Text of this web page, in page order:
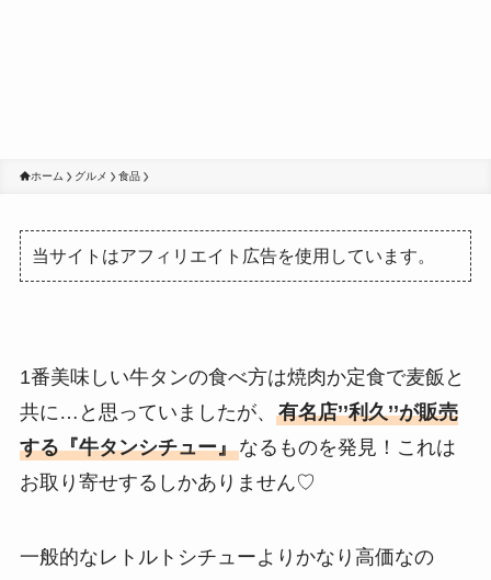
ホーム グルメ 食品
当サイトはアフィリエイト広告を使用しています。
1番美味しい牛タンの食べ方は焼肉か定食で麦飯と
共に…と思っていましたが、 有名店’’利久’’が販売
する『牛タンシチュー』なるものを発見！これは
お取り寄せするしかありません♡
一般的なレトルトシチューよりかなり高価なの